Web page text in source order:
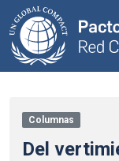
Columnas
Del